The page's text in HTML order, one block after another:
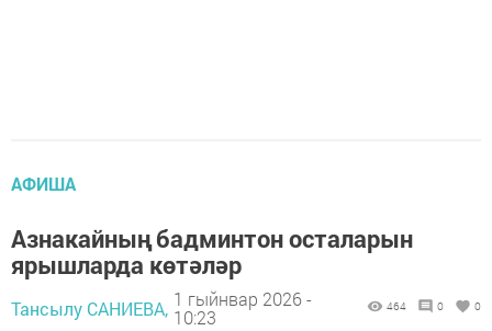
АФИША
Азнакайның бадминтон осталарын
ярышларда көтәләр
Тансылу САНИЕВА, 1 гыйнвар 2026 -
10:23
464 0 0